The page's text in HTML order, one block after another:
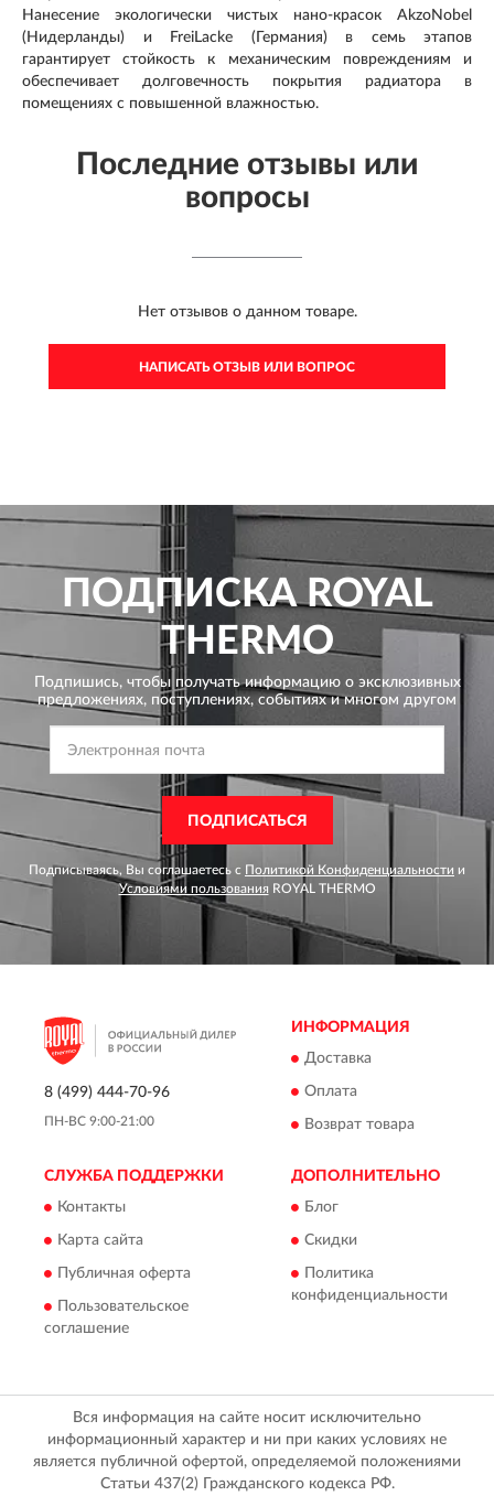
Нанесение экологически чистых нано-красок AkzoNobel
(Нидерланды) и FreiLacke (Германия) в семь этапов
гарантирует стойкость к механическим повреждениям и
обеспечивает долговечность покрытия радиатора в
помещениях с повышенной влажностью.
Последние отзывы или
вопросы
Нет отзывов о данном товаре.
НАПИСАТЬ ОТЗЫВ ИЛИ ВОПРОС
ПОДПИСКАROYAL
THERMO
Подпишись, чтобы получать информацию о эксклюзивных
предложениях, поступлениях, событиях и многом другом
ПОДПИСАТЬСЯ
Подписываясь, Вы соглашаетесь с Политикой Конфиденциальности и
Условиями пользования ROYAL THERMO
8 (499) 444-70-96
ПН-ВС 9:00-21:00
ИНФОРМАЦИЯ
Доставка
Оплата
Возврат товара
СЛУЖБА ПОДДЕРЖКИ
Контакты
Карта сайта
Публичная оферта
Пользовательское
соглашение
ДОПОЛНИТЕЛЬНО
Блог
Скидки
Политика
конфиденциальности
Вся информация на сайте носит исключительно
информационный характер и ни при каких условиях не
является публичной офертой, определяемой положениями
Статьи 437(2) Гражданского кодекса РФ.